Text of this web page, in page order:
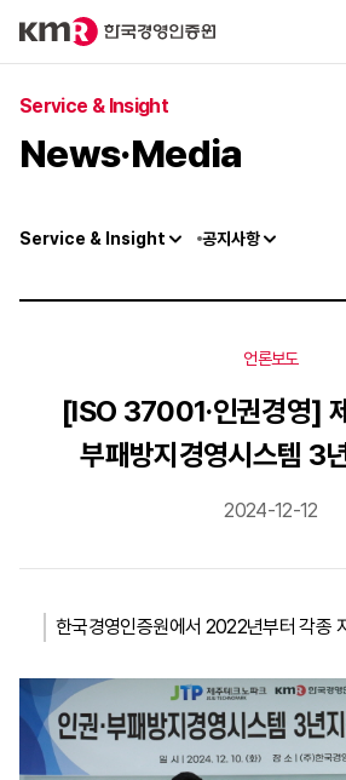
Service & Insight
News·Media
Service & Insight 공지사항
언론보도
[ISO 37001·인권경영]
부패방지경영시스템 3
2024-12-12
한국경영인증원에서 2022년부터 각종